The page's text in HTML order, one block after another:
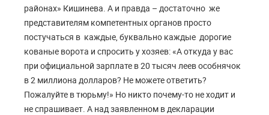
районах» Кишинева. А и правда – достаточно же
представителям компетентных органов просто
постучаться в каждые, буквально каждые дорогие
кованые ворота и спросить у хозяев: «А откуда у вас
при официальной зарплате в 20 тысяч леев особнячок
в 2 миллиона долларов? Не можете ответить?
Пожалуйте в тюрьму!» Но никто почему-то не ходит и
не спрашивает. А над заявленном в декларации